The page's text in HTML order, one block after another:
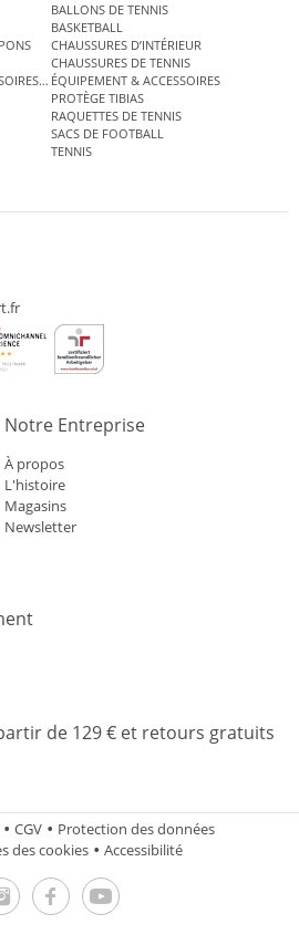
BALLONS DE TENNIS
BASKETBALL
CHAUSSURES D’INTÉRIEUR
CHAUSSURES DE TENNIS
DE TENNIS
ÉQUIPEMENT & ACCESSOIRES
PROTÈGE TIBIAS
RAQUETTES DE TENNIS
SACS DE FOOTBALL
TENNIS
Notre Entreprise
À propos
L'histoire
Magasins
Newsletter
de 129 € et retours gratuits
CGV
Protection des données
des cookies
Accessibilité